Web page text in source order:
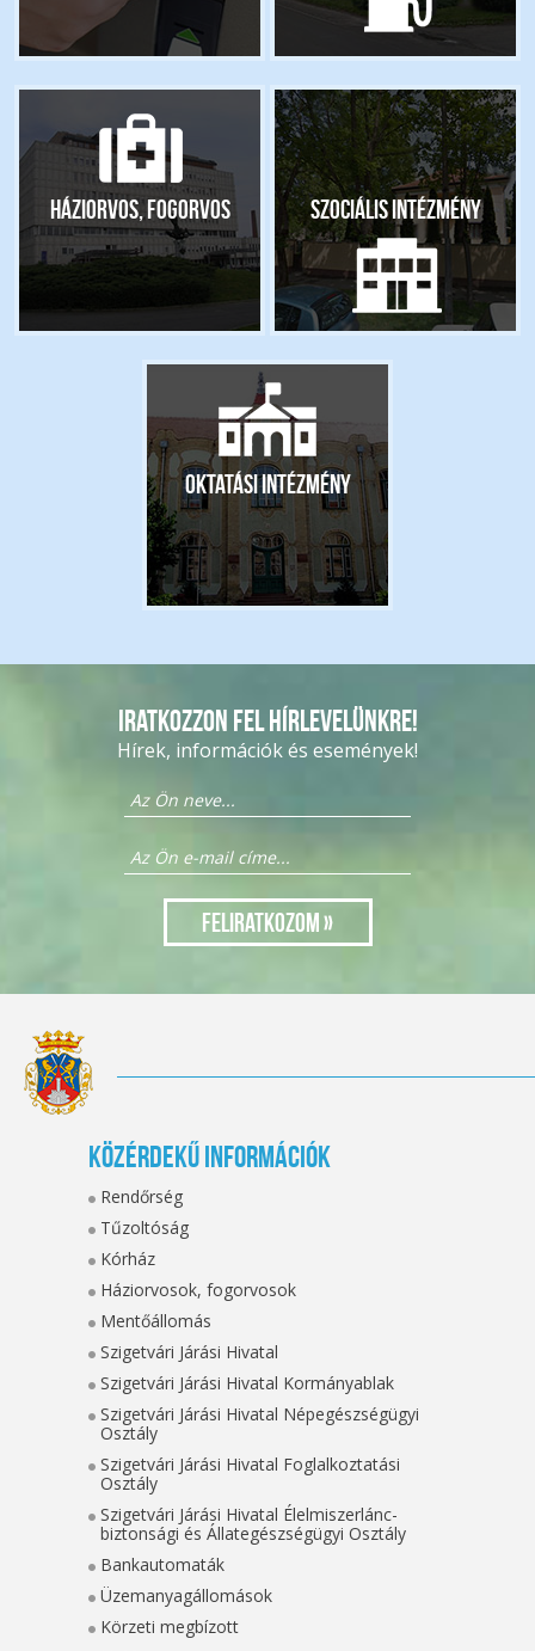
Háziorvos, fogorvos Szociális intézmény
Oktatási intézmény
Iratkozzon fel hírlevelünkre!
Hírek, információk és események!
Közérdekű információk
Rendőrség
Tűzoltóság
Kórház
Háziorvosok, fogorvosok
Mentőállomás
Szigetvári Járási Hivatal
Szigetvári Járási Hivatal Kormányablak
Szigetvári Járási Hivatal Népegészségügyi
Osztály
Szigetvári Járási Hivatal Foglalkoztatási
Osztály
Szigetvári Járási Hivatal Élelmiszerlánc-
biztonsági és Állategészségügyi Osztály
Bankautomaták
Üzemanyagállomások
Körzeti megbízott